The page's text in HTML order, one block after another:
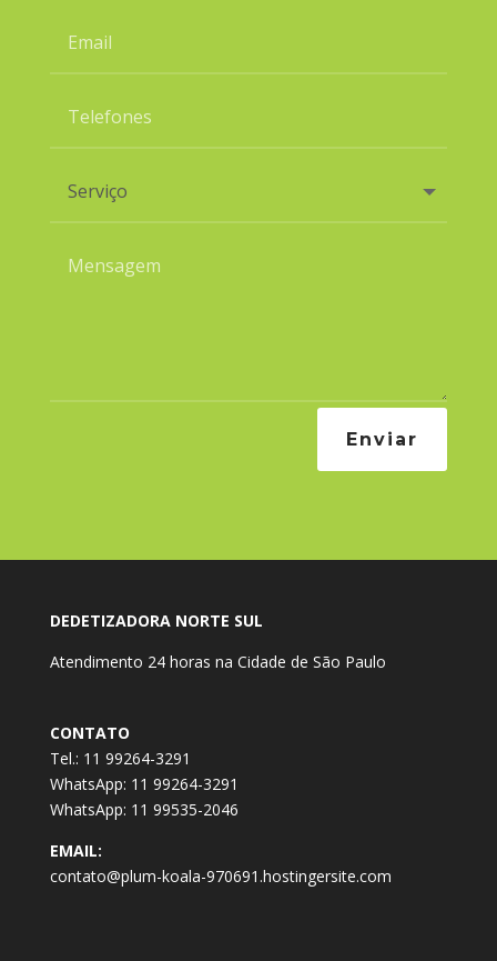
Enviar
DEDETIZADORA NORTE SUL
Atendimento 24 horas na Cidade de São Paulo
CONTATO
Tel.: 11 99264-3291
WhatsApp: 11 99264-3291
WhatsApp: 11 99535-2046
EMAIL:
contato@plum-koala-970691.hostingersite.com